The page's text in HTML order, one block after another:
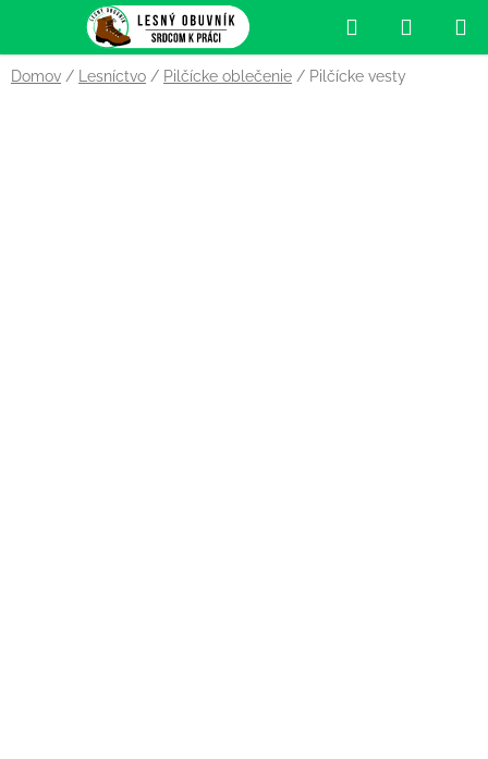
obsah
Hľadať
KOŠÍK
Domov / Lesníctvo / Pilčícke oblečenie / Pilčícke vesty